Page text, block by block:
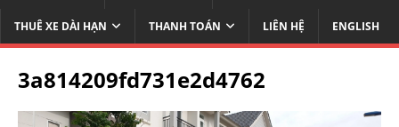
THUÊ XE DÀI HẠN THANH TOÁN LIÊN HỆ ENGLISH
3a814209fd731e2d4762